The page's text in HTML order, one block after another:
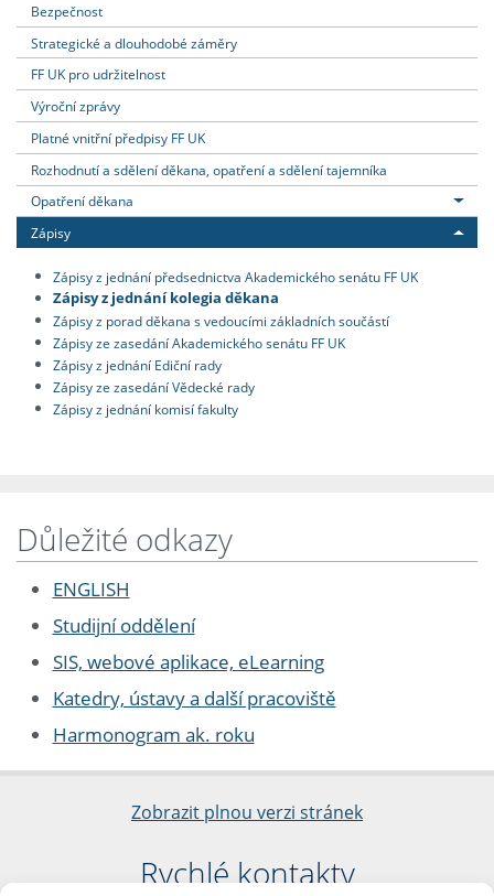
Bezpečnost
Strategické a dlouhodobé záměry
FF UK pro udržitelnost
Výroční zprávy
Platné vnitřní předpisy FF UK
Rozhodnutí a sdělení děkana, opatření a sdělení tajemníka
Opatření děkana
Zápisy
Zápisy z jednání předsednictva Akademického senátu FF UK
Zápisy z jednání kolegia děkana
Zápisy z porad děkana s vedoucími základních součástí
Zápisy ze zasedání Akademického senátu FF UK
Zápisy z jednání Ediční rady
Zápisy ze zasedání Vědecké rady
Zápisy z jednání komisí fakulty
Důležité odkazy
ENGLISH
Studijní oddělení
SIS, webové aplikace, eLearning
Katedry, ústavy a další pracoviště
Harmonogram ak. roku
Zobrazit plnou verzi stránek
Rychlé kontakty